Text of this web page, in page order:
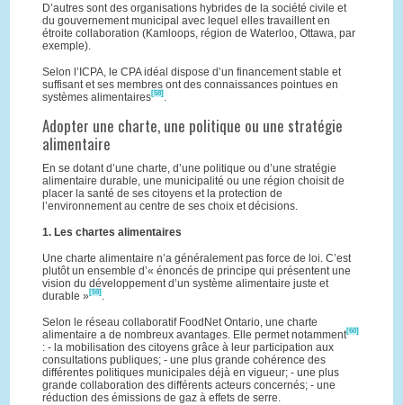
D’autres sont des organisations hybrides de la société civile et
du gouvernement municipal avec lequel elles travaillent en
étroite collaboration (Kamloops, région de Waterloo, Ottawa, par
exemple).
Selon l’ICPA, le CPA idéal dispose d’un financement stable et
suffisant et ses membres ont des connaissances pointues en
systèmes alimentaires[58] .
Adopter une charte, une politique ou une stratégie
alimentaire
En se dotant d’une charte, d’une politique ou d’une stratégie
alimentaire durable, une municipalité ou une région choisit de
placer la santé de ses citoyens et la protection de
l’environnement au centre de ses choix et décisions.
1. Les chartes alimentaires
Une charte alimentaire n’a généralement pas force de loi. C’est
plutôt un ensemble d’« énoncés de principe qui présentent une
vision du développement d’un système alimentaire juste et
durable » [59] .
Selon le réseau collaboratif FoodNet Ontario, une charte
alimentaire a de nombreux avantages. Elle permet notamment[60]
: - la mobilisation des citoyens grâce à leur participation aux
consultations publiques; - une plus grande cohérence des
différentes politiques municipales déjà en vigueur; - une plus
grande collaboration des différents acteurs concernés; - une
réduction des émissions de gaz à effets de serre.